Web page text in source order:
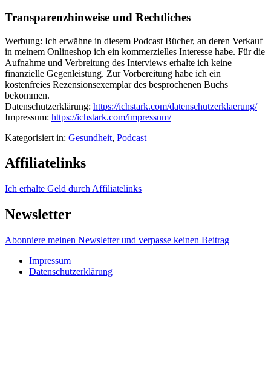
Transparenzhinweise und Rechtliches
Werbung: Ich erwähne in diesem Podcast Bücher, an deren Verkauf
in meinem Onlineshop ich ein kommerzielles Interesse habe. Für die
Aufnahme und Verbreitung des Interviews erhalte ich keine
finanzielle Gegenleistung. Zur Vorbereitung habe ich ein
kostenfreies Rezensionsexemplar des besprochenen Buchs
bekommen.
Datenschutzerklärung: https://ichstark.com/datenschutzerklaerung/
Impressum: https://ichstark.com/impressum/
Kategorisiert in: Gesundheit, Podcast
Affiliatelinks
Ich erhalte Geld durch Affiliatelinks
Newsletter
Abonniere meinen Newsletter und verpasse keinen Beitrag
Impressum
Datenschutzerklärung